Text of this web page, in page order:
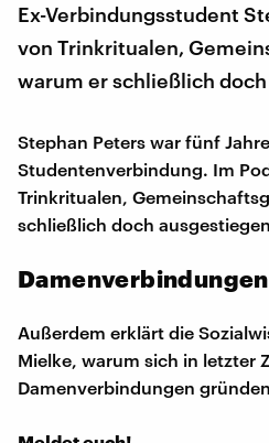
Ex-Verbindungsstudent
von Trinkritualen,
warum er schließlich
Stephan Peters war fünf
Studentenverbindung. Im
Trinkritualen,
schließlich doch
Außerdem erklärt die
Mielke, warum sich in letzter
Damenverbindungen